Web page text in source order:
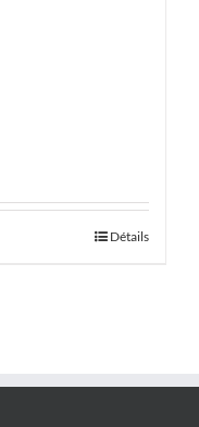
Détails